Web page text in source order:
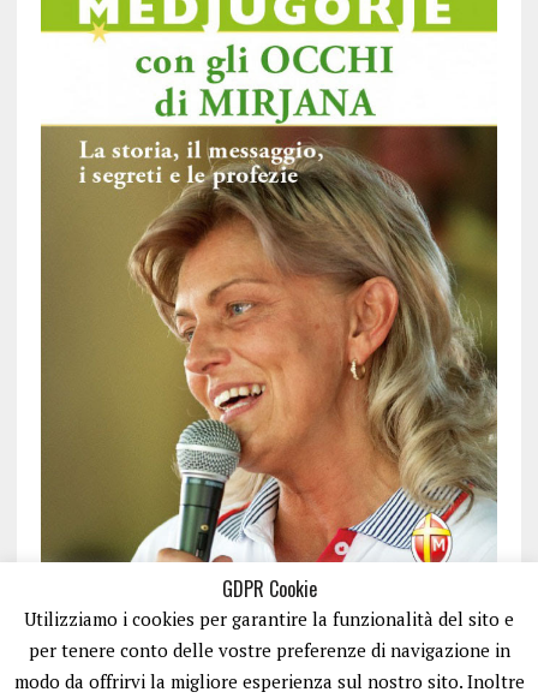
GDPR Cookie
Utilizziamo i cookies per garantire la funzionalità del sito e
per tenere conto delle vostre preferenze di navigazione in
modo da offrirvi la migliore esperienza sul nostro sito. Inoltre